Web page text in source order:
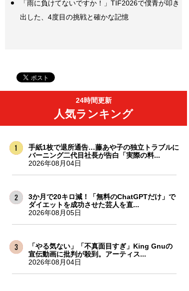
「雨に負けてないですか！」TIF2026で僕青が叩き
出した、4度目の挑戦と確かな記憶
24時間更新
人気ランキング
手紙1枚で退所通告…藤あや子の独立トラブルに
バーニング二代目社長が告白「実際の料...
2026年08月04日
3か月で20キロ減！「無料のChatGPTだけ」で
ダイエットを成功させた芸人を直...
2026年08月05日
「やる気ない」「不真面目すぎ」King Gnuの
宣伝動画に批判が殺到。アーティス...
2026年08月04日